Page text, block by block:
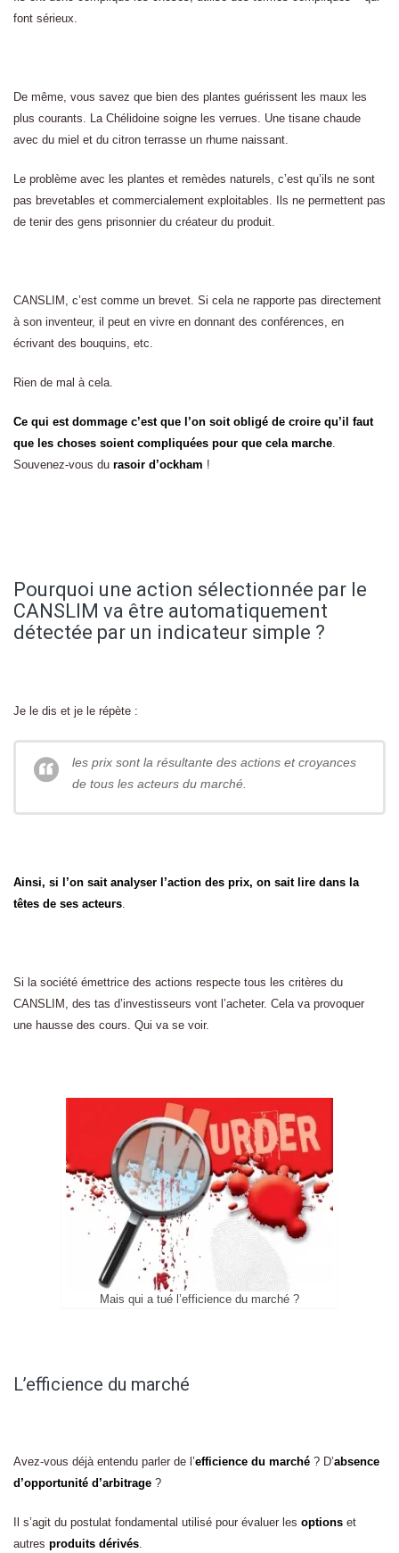
font sérieux.
De même, vous savez que bien des plantes guérissent les maux les
plus courants. La Chélidoine soigne les verrues. Une tisane chaude
avec du miel et du citron terrasse un rhume naissant.
Le problème avec les plantes et remèdes naturels, c’est qu’ils ne sont
pas brevetables et commercialement exploitables. Ils ne permettent pas
de tenir des gens prisonnier du créateur du produit.
CANSLIM, c’est comme un brevet. Si cela ne rapporte pas directement
à son inventeur, il peut en vivre en donnant des conférences, en
écrivant des bouquins, etc.
Rien de mal à cela.
Ce qui est dommage c’est que l’on soit obligé de croire qu’il faut
que les choses soient compliquées pour que cela marche.
Souvenez-vous du rasoir d’ockham !
Pourquoi une action sélectionnée par le
CANSLIM va être automatiquement
détectée par un indicateur simple ?
Je le dis et je le répète :
les prix sont la résultante des actions et croyances
de tous les acteurs du marché.
Ainsi, si l’on sait analyser l’action des prix, on sait lire dans la
têtes de ses acteurs.
Si la société émettrice des actions respecte tous les critères du
CANSLIM, des tas d’investisseurs vont l’acheter. Cela va provoquer
une hausse des cours. Qui va se voir.
Mais qui a tué l’efficience du marché ?
L’efficience du marché
Avez-vous déjà entendu parler de l’efficience du marché ? D’absence
d’opportunité d’arbitrage ?
Il s’agit du postulat fondamental utilisé pour évaluer les options et
autres produits dérivés.